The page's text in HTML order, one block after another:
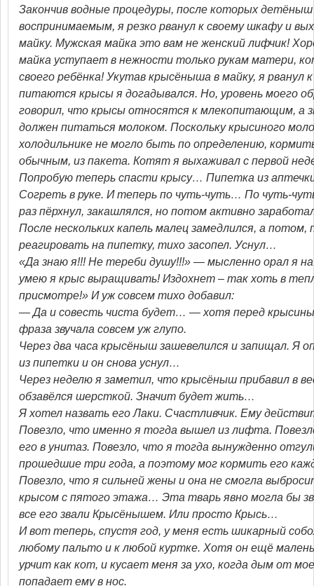
Закончив водные процедуры, после которых детёныш
воспринимаемым, я резко рванул к своему шкафу и
майку. Мужская майка это вам не женский лифчик!
майка уступает в нежности только рукам матери,
своего ребёнка! Укутав крысёныша в майку, я рванул
питаются крысы я догадывался. Но, уровень моего
говорил, что крысы относятся к млекопитающим, а
должен питаться молоком. Поскольку крысиного
холодильнике не могло быть по определению,
обычным, из пакета. Котят я выхаживал с первой
Попробую теперь спасти крысу… Пипетка из
Согреть в руке. И теперь по чуть-чуть… По чуть-
раз пёрхнул, закашлялся, но потом активно
После нескольких капель малец замедлился, а потом,
реагировать на пипетку, тихо засопел. Уснул…
«Да знаю я!!! Не тереби душу!!!» — мысленно орал я
умею я крыс выращивать! Издохнет – так хоть в
присмотре!» И уж совсем тихо добавил:
— Да и совесть чиста будет… — хотя перед
фраза звучала совсем уж глупо.
Через два часа крысёныш зашевелился и запищал. Я
из пипетки и он снова уснул…
Через неделю я заметил, что крысёныш прибавил в
обзавёлся шерсткой. Значит будет жить…
Я хотел назвать его Лаки. Счастливчик. Ему
Повезло, что именно я тогда вышел из лифта.
его в унитаз. Повезло, что я тогда вынужденно
прошедшие три года, а поэтому мог кормить его
Повезло, что я сильней жены и она не смогла
крысом с пятого этажа… Эта тварь явно могла бы
все его звали Крысёнышем. Или просто Крысь…
И вот теперь, спустя год, у меня есть шикарный
любому пальто и к любой куртке. Хотя он ещё
урчит как кот, и кусает меня за ухо, когда дым от
попадает ему в нос.